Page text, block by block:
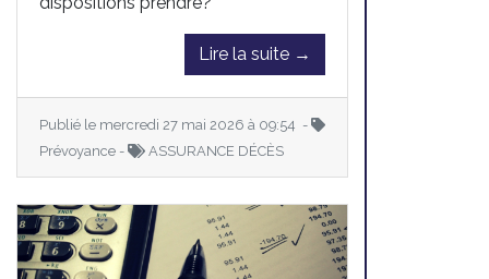
Lire la suite →
Publié le mercredi 27 mai 2026 à 09:54 -
Prévoyance -
ASSURANCE DÉCÈS